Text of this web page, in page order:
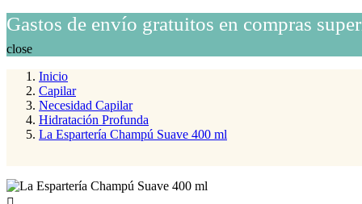
Gastos de envío gratuitos en compras
close
Inicio
Capilar
Necesidad Capilar
Hidratación Profunda
La Espartería Champú Suave 400 ml